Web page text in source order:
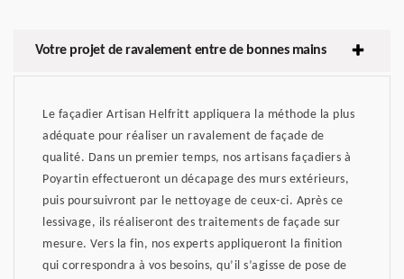
Votre projet de ravalement entre de bonnes mains
Le façadier Artisan Helfritt appliquera la méthode la plus
adéquate pour réaliser un ravalement de façade de
qualité. Dans un premier temps, nos artisans façadiers à
Poyartin effectueront un décapage des murs extérieurs,
puis poursuivront par le nettoyage de ceux-ci. Après ce
lessivage, ils réaliseront des traitements de façade sur
mesure. Vers la fin, nos experts appliqueront la finition
qui correspondra à vos besoins, qu’il s’agisse de pose de